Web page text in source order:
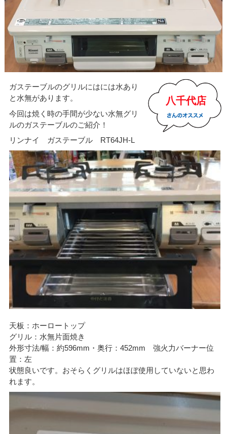
八千代店
ガステーブルのグリルにはには水あり
と水無があります。
今回は焼く時の手間が少ない水無グリ
ルのガステーブルのご紹介！
リンナイ ガステーブル RT64JH-L
天板：ホーロートップ
グリル：水無片面焼き
外形寸法/幅：約596mm・奥行：452mm 強火力バーナー位
置：左
状態良いです。おそらくグリルはほぼ使用していないと思わ
れます。